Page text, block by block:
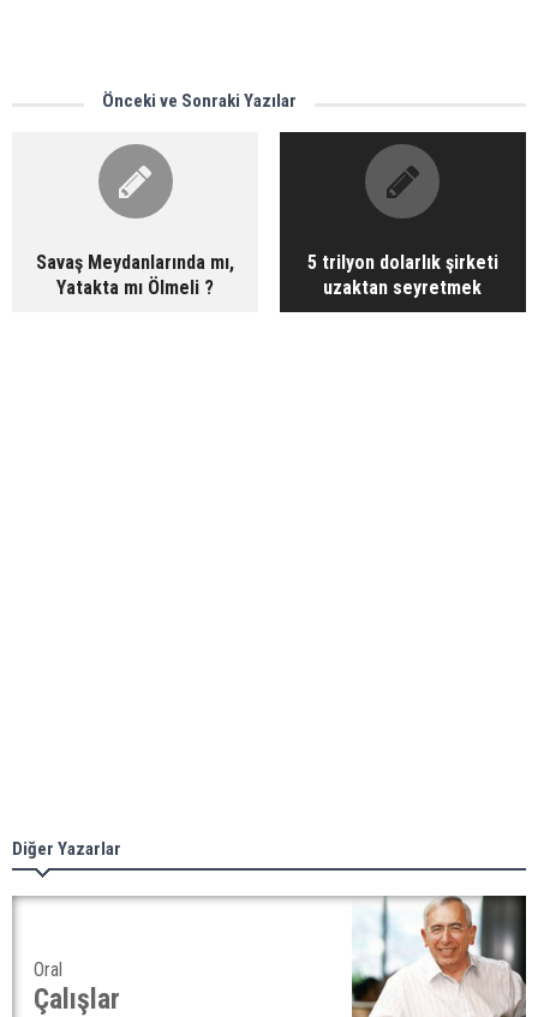
Önceki ve Sonraki Yazılar
Savaş Meydanlarında mı,
Yatakta mı Ölmeli ?
5 trilyon dolarlık şirketi
uzaktan seyretmek
Diğer Yazarlar
Oral
Çalışlar